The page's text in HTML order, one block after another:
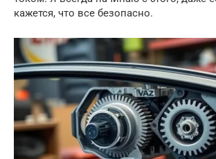
кажется, что все безопасно.